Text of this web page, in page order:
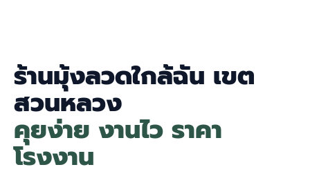
ร้านมุ้งลวดใกล้ฉัน เขต
สวนหลวง
คุยง่าย งานไว ราคา
โรงงาน